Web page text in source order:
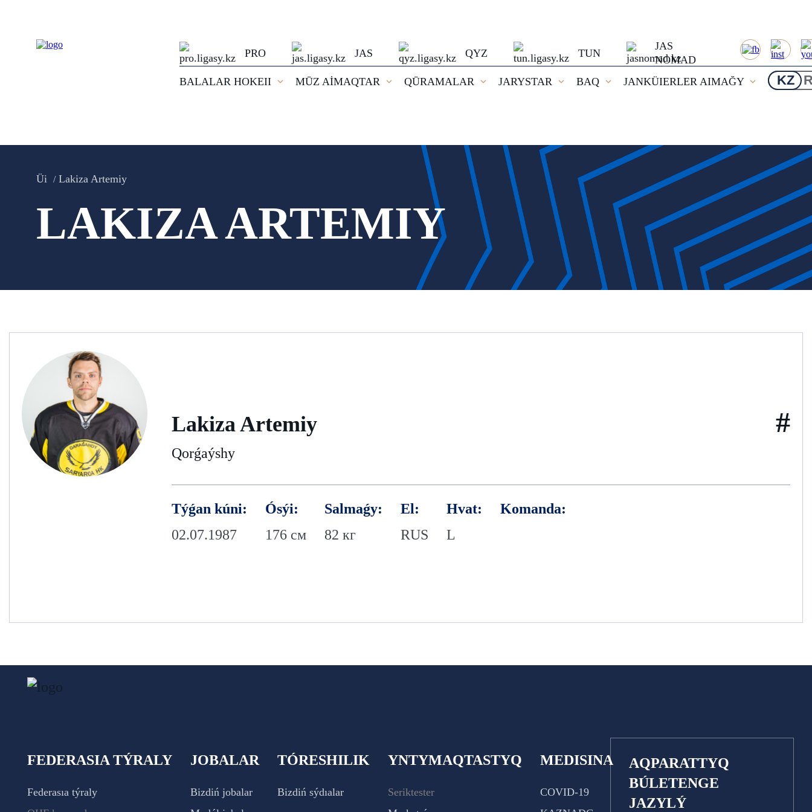
PRO JAS QYZ TUN
JAS
NOMAD
BALALAR HOKEII
MŪZ AİMAQTAR QŪRAMALAR JARYSTAR BAQ JANKÜIERLER AIMAĞY KZ
Üi Lakiza Artemiy
LAKIZA ARTEMIY
Lakiza Artemiy
Qorǵaýshy
#
Týǵan kúni:
02.07.1987
Ósýi:
176 см
Salmaǵy:
82 кг
El:
RUS
Hvat:
L
Komanda:
FEDERASIA TÝRALY
Federasıa týraly
JOBALAR
Bizdiń jobalar
TÓRESHILIK
Bizdiń sýdıalar
YNTYMAQTASTYQ
Seriktester
MEDISINA
COVID-19
AQPARATTYQ
BÚLETENGE
JAZYLÝ